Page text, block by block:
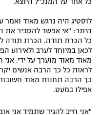
מדיניות פרטיות
תקנון פעילות ספורט 1
רשיון להקרנה פומבית
גיימינג E-Sports
כל אחד על המנכ"ל היוצא.
לוסטיג היה נרגש מאוד ואמר
היתר: "אי אפשר להסביר את
כל הכרת תודה. הכרת תודה
לכאן במיוחד לערב ולאירוע
מאוד מאוד מוערך על ידי.
לראות כל כך הרבה אנשים
כך הרבה תחנות מאוד
אפילו במעט.
"אני חייב להגיד שתמיד אני